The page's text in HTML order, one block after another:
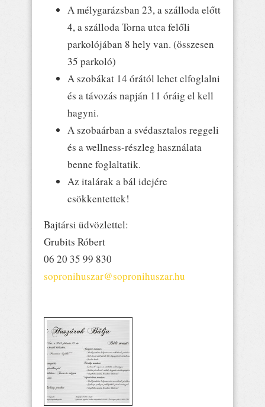
A mélygarázsban 23, a szálloda előtt
4, a szálloda Torna utca felőli
parkolójában 8 hely van. (összesen
35 parkoló)
A szobákat 14 órától lehet elfoglalni
és a távozás napján 11 óráig el kell
hagyni.
A szobaárban a svédasztalos reggeli
és a wellness-részleg használata
benne foglaltatik.
Az italárak a bál idejére
csökkentettek!
Bajtársi üdvözlettel:
Grubits Róbert
06 20 35 99 830
sopronihuszar@sopronihuszar.hu